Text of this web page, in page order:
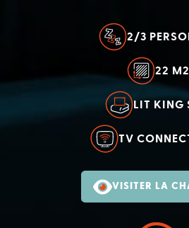
2/3
22 M2
LIT KING
TV
VISITER LA